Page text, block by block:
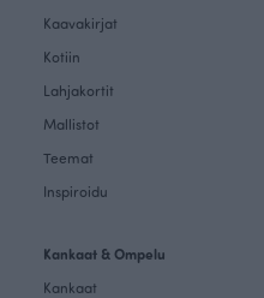
Kaavakirjat
Kotiin
Lahjakortit
Mallistot
Teemat
Inspiroidu
Kankaat & Ompelu
Kankaat